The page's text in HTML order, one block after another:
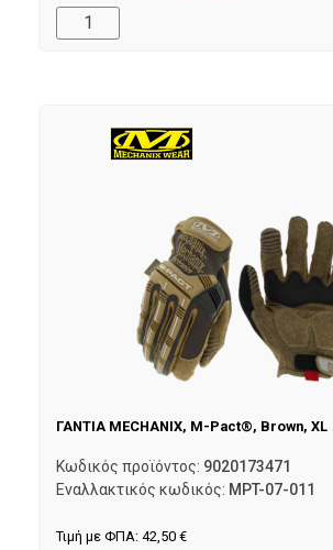
ΓΑΝΤΙΑ MECHANIX, M-Pact®, Brown, XL
Κωδικός προϊόντος: 9020173471
Εναλλακτικός κωδικός: MPT-07-011
Τιμή με ΦΠΑ: 42,50 €